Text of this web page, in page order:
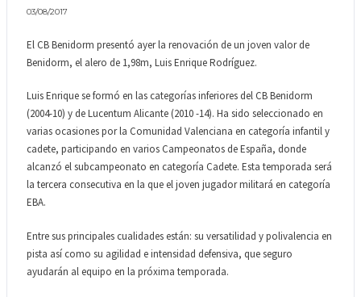
03/08/2017
El CB Benidorm presentó ayer la renovación de un joven valor de
Benidorm, el alero de 1,98m, Luis Enrique Rodríguez.
Luis Enrique se formó en las categorías inferiores del CB Benidorm
(2004-10) y de Lucentum Alicante (2010 -14). Ha sido seleccionado en
varias ocasiones por la Comunidad Valenciana en categoría infantil y
cadete, participando en varios Campeonatos de España, donde
alcanzó el subcampeonato en categoría Cadete. Esta temporada será
la tercera consecutiva en la que el joven jugador militará en categoría
EBA.
Entre sus principales cualidades están: su versatilidad y polivalencia en
pista así como su agilidad e intensidad defensiva, que seguro
ayudarán al equipo en la próxima temporada.